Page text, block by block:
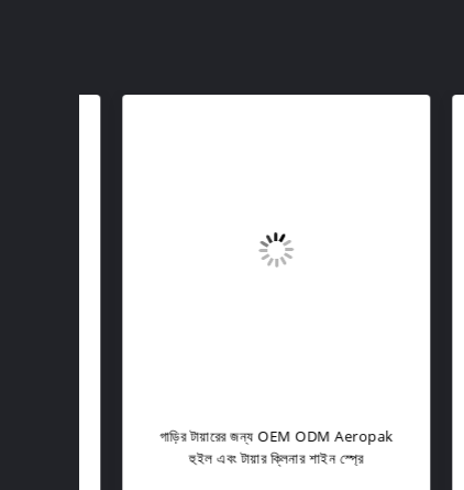
গাড়ির টায়ারের জন্য OEM ODM Aeropak
হুইল এবং টায়ার ক্লিনার শাইন স্প্রে